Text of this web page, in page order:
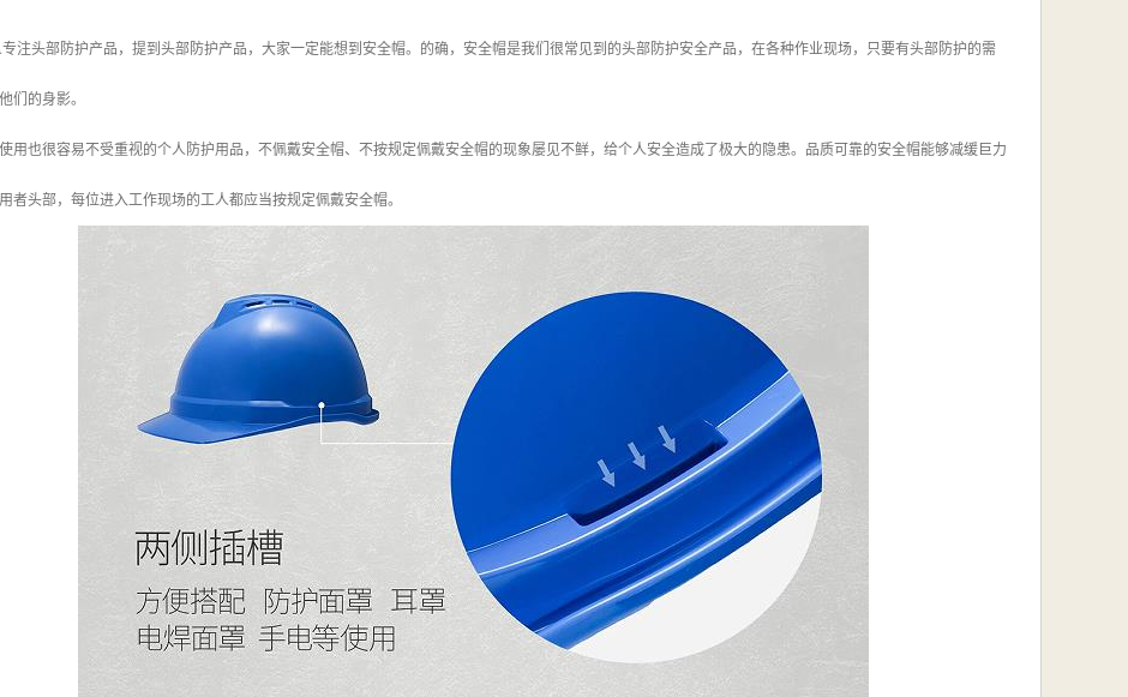
注头部防护产品，提到头部防护产品，大家一定能想到安全帽。的确，安全帽是我们很常见到的头部防护安全产品，在各种作业现场，只要有头部防护的需
们的身影。
用也很容易不受重视的个人防护用品，不佩戴安全帽、不按规定佩戴安全帽的现象屡见不鲜，给个人安全造成了极大的隐患。品质可靠的安全帽能够减缓巨力
者头部，每位进入工作现场的工人都应当按规定佩戴安全帽。